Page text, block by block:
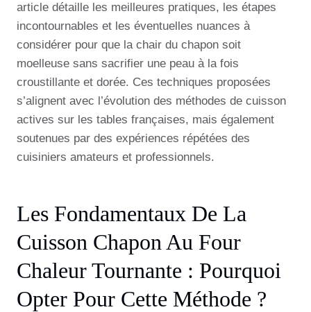
article détaille les meilleures pratiques, les étapes
incontournables et les éventuelles nuances à
considérer pour que la chair du chapon soit
moelleuse sans sacrifier une peau à la fois
croustillante et dorée. Ces techniques proposées
s’alignent avec l’évolution des méthodes de cuisson
actives sur les tables françaises, mais également
soutenues par des expériences répétées des
cuisiniers amateurs et professionnels.
Les Fondamentaux De La
Cuisson Chapon Au Four
Chaleur Tournante : Pourquoi
Opter Pour Cette Méthode ?